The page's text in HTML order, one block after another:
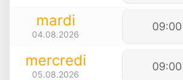
mardi
04.08.2026
mercredi
05.08.2026